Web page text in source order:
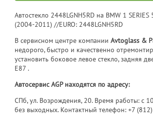
Автостекло 2448LGNH5RD на BMW 1 SERIES
(2004-2011) //EURO: 2448LGNH5RD
В сервисном центре компанииAvtoglass &
недорого, быстро и качественно
установить боковое левое стекло, задняя
E87 .
Автосервис AGP находятся по адресу:
СПб, ул. Возрождения, 20. Время работы: с
без выходных. Контактный телефон:+7